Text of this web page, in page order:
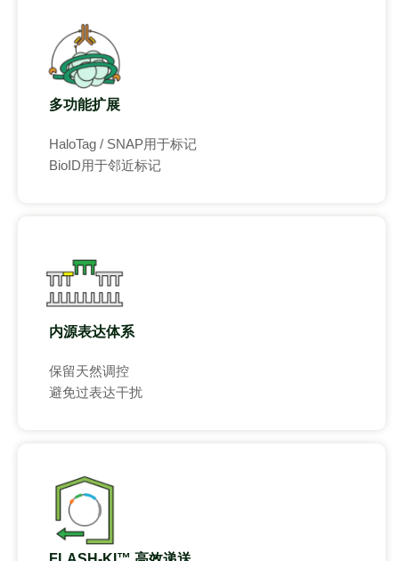
多功能扩展
HaloTag / SNAP用于标记
BioID用于邻近标记
内源表达体系
保留天然调控
避免过表达干扰